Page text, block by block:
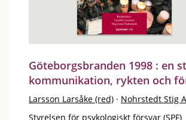
Göteborgsbranden 1998 : en
kommunikation, rykten och
Larsson Larsåke (red) · Nohrstedt Stig
Styrelsen för psykologiskt försvar (SPF)